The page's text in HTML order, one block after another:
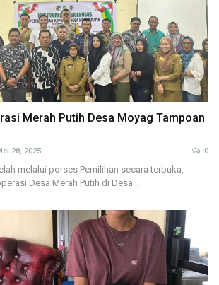
Merah Putih Desa Moyag Tampoan
28, 2025 0
melalui porses Pemilihan secara terbuka,
Desa Merah Putih di Desa…